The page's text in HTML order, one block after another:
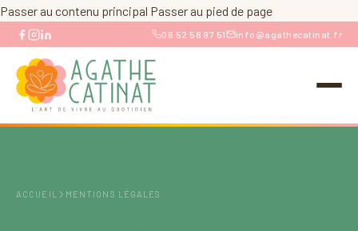
Passer au contenu principal Passer au pied de page
06 52 58 97 51 info@agathecatinat.fr
ACCUEIL › MENTIONS LÉGALES